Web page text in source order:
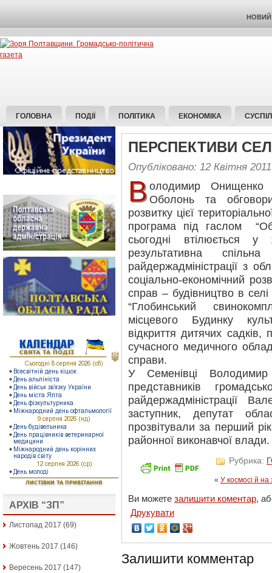
НОВИЙ
ГОЛОВНА ПОДІЇ ПОЛІТИКА ЕКОНОМІКА
АРХІВ “ЗП”
Листопад 2017 (69)
Жовтень 2017 (146)
Вересень 2017 (147)
ПЕРСПЕКТИВИ
Опубліковано: 12 Квітня 2011
Володимир Онищенко
Оболонь та
розвитку цієї
програма під гаслом
сьогодні втілюється
результативна
райдержадміністрації з
соціально-економічний
справ – будівництво в
“Глобинський
місцевого Будинку
відкриття дитячих садків,
сучасного медичного
справи.
У Семенівці
представників
райдержадміністрації
заступник, депутат
прозвітували за перший
районної виконавчої влади.
Рубрика:
« У космосі й на
Ви можете залишити коментар,
Друкувати
Залишити комментар